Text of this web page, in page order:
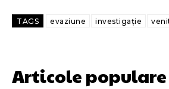
TAGS evaziune investigație
Articole populare